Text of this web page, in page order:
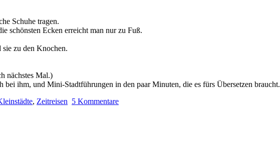
Schuhe tragen.
schönsten Ecken erreicht man nur zu Fuß.
sie zu den Knochen.
nächstes Mal.)
bei ihm, und Mini-Stadtführungen in den paar Minuten, die es fürs Übersetzen braucht.
, Zeitreisen 5 Kommentare